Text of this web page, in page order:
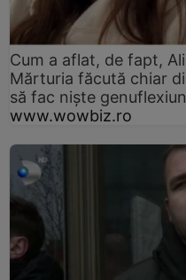
Cum a aflat, de fapt,
Mărturia făcută chiar
să fac niște
www.wowbiz.ro